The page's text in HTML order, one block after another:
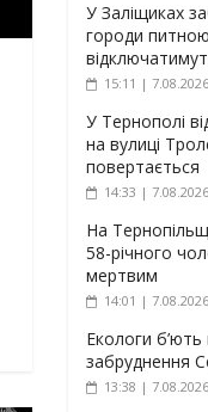
У Заліщиках
городи
15:11 | 7.08.2026
У Тернополі
на вулиці
повертається
14:33 | 7.08.2026
На
58-річного
мертвим
14:01 | 7.08.2026
Екологи
забруднення
13:38 | 7.08.2026